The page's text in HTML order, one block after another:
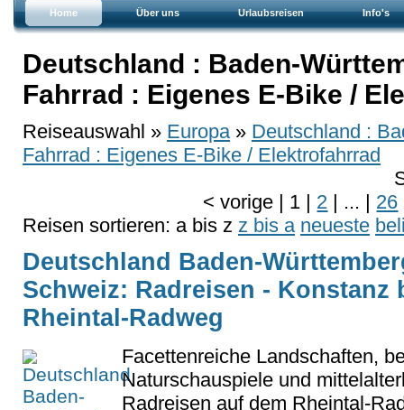
Home Über uns Urlaubsreisen Info's
Deutschland : Baden-
Fahrrad : Eigenes E-Bike /
Reiseauswahl » Europa » Deutschland :
Fahrrad : Eigenes E-Bike / Elektrofahrrad
<vorige | 1 | 2 | ... | 26
Reisen sortieren: a bis z z bis a neueste
Deutschland Baden-
Schweiz: Radreisen - Konstanz
Rheintal-Radweg
Facettenreiche Landschaften,
Naturschauspiele und
Radreisen auf dem Rheintal-